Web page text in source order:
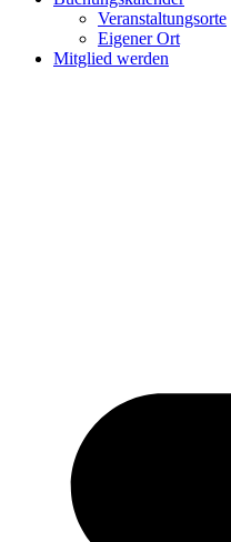
Veranstaltungsorte
Eigener Ort
Mitglied werden